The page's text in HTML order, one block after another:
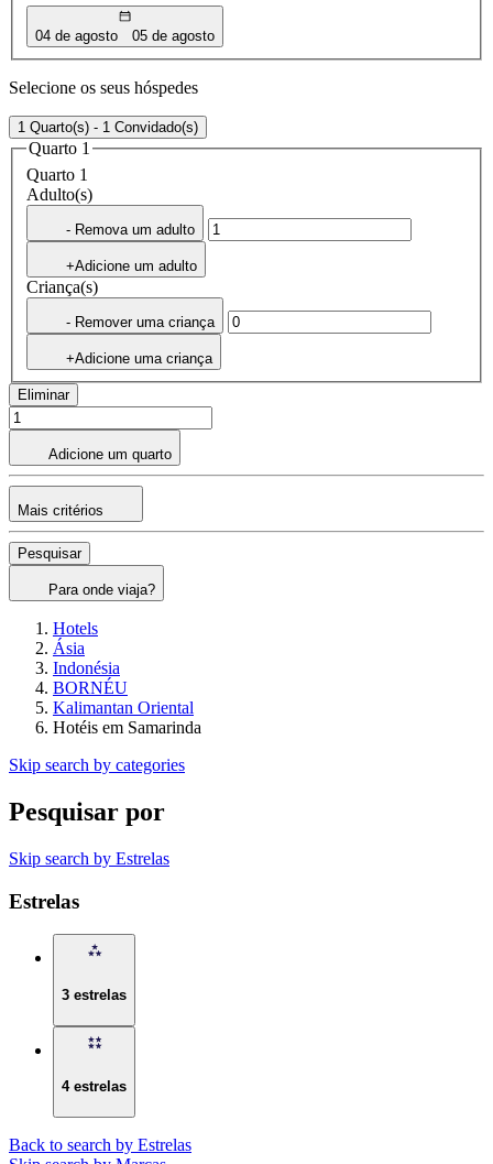
04 de agosto 05 de agosto
Selecione os seus hóspedes
1 Quarto(s) - 1 Convidado(s)
Quarto 1
Quarto 1
Adulto(s)
- Remova um adulto
+Adicione um adulto
Criança(s)
- Remover uma criança
+Adicione uma criança
Eliminar
Adicione um quarto
Mais critérios
Pesquisar
Para onde viaja?
Hotels
Ásia
Indonésia
BORNÉU
Kalimantan Oriental
Hotéis em Samarinda
Skip search by categories
Pesquisar por
Skip search by Estrelas
Estrelas
3 estrelas
4 estrelas
Back to search by Estrelas